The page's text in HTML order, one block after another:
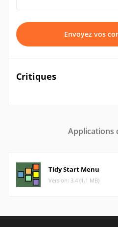
Envoyez vos
Critiques
Applications
Tidy Start Menu
Version: 3.4 (1.1 MB)